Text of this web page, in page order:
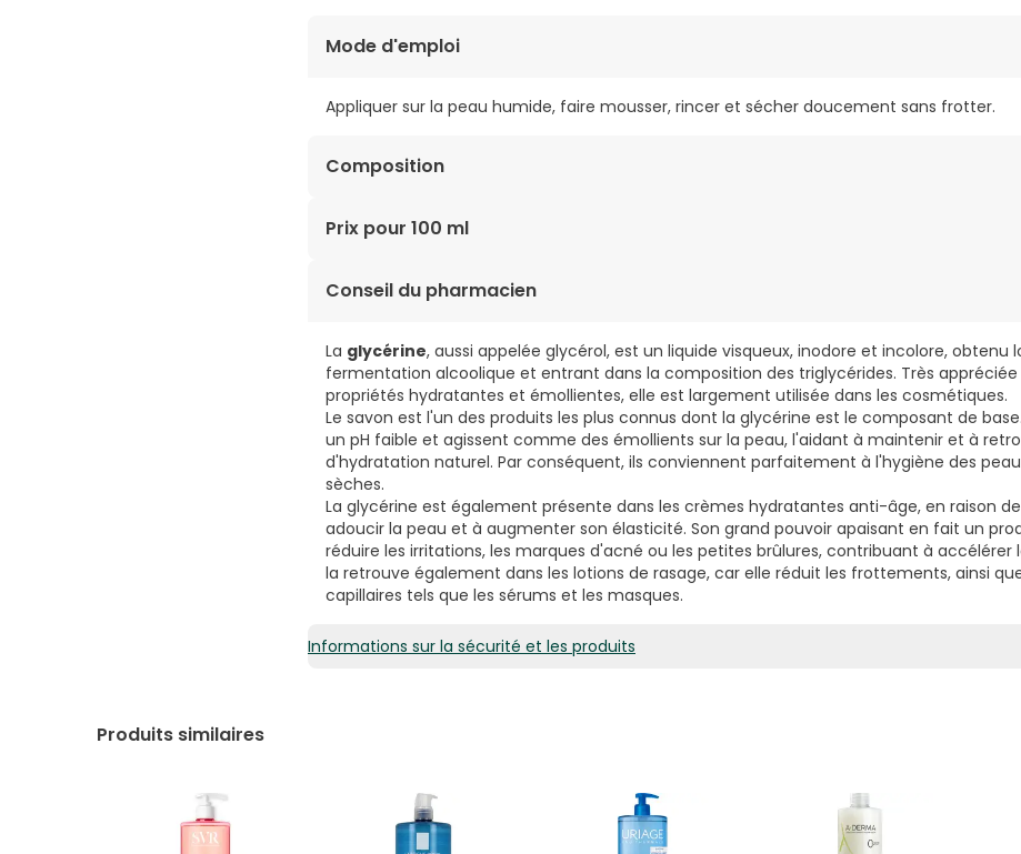
Mode d'emploi
Appliquer sur la peau humide, faire mousser, rincer et sécher doucement sans frotter.
Composition
AQUA/WATER/EAU, SODIUM C14-16 OLEFIN SULFONATE, COCO-GLUCOSIDE, COCO-BETAINE,
Prix pour 100 ml
0,51€ / 100 ml
Conseil du pharmacien
La glycérine, aussi appelée glycérol, est un liquide visqueux, inodore et incolore, obtenu
fermentation alcoolique et entrant dans la composition des triglycérides. Très appréciée
propriétés hydratantes et émollientes, elle est largement utilisée dans les cosmétiques.
Le savon est l'un des produits les plus connus dont la glycérine est le composant de
un pH faible et agissent comme des émollients sur la peau, l'aidant à maintenir et à
d'hydratation naturel. Par conséquent, ils conviennent parfaitement à l'hygiène des
sèches.
La glycérine est également présente dans les crèmes hydratantes anti-âge, en raison
adoucir la peau et à augmenter son élasticité. Son grand pouvoir apaisant en fait un
réduire les irritations, les marques d'acné ou les petites brûlures, contribuant à accélérer
la retrouve également dans les lotions de rasage, car elle réduit les frottements, ainsi
capillaires tels que les sérums et les masques.
Informations sur la sécurité et les produits
Produits similaires